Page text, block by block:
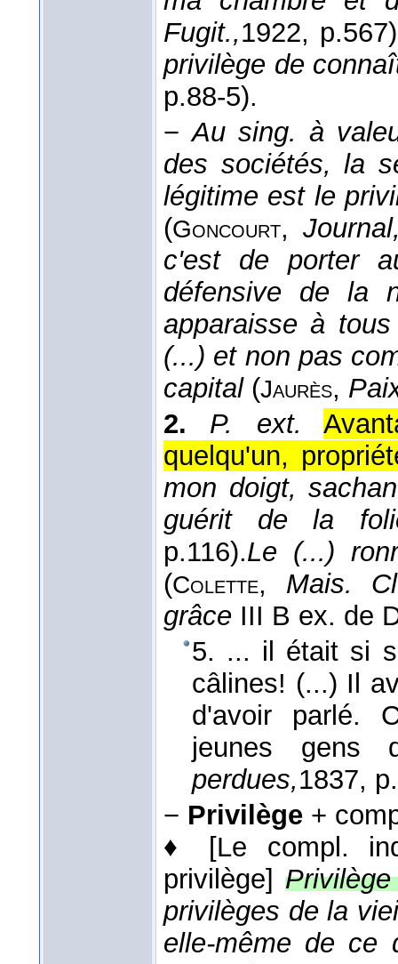
Fugit.,1922,
privilège de
p.88-5).
−Au sing. à
des sociétés, la
légitime est le
(Goncourt,
c'est de porter
défensive de la
apparaisse à
(...) et non pas
capital(Jaurès,
2.
P. ext.
quelqu'un,
mon doigt,
guérit de la
p.116).Le (...)
(Colette, Mais.
grâce III B ex. de
5. ... il était si
câlines! (...) Il
d'avoir parlé.
jeunes gens
perdues,1837,
− Privilège +
♦
[Le compl.
privilège]
privilèges de la
elle-même de ce